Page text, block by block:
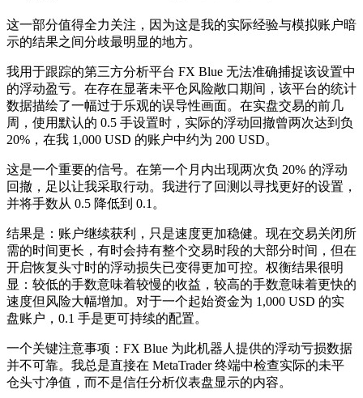
这一部分值得全力关注，因为这是我的实际经验与模拟账户暗
示的结果之间分歧最明显的地方。
我用于跟踪的第三方分析平台 FX Blue 无法准确捕捉该设置中
的浮动盈亏。在存在显著未平仓风险敞口期间，该平台的统计
数据描绘了一幅过于乐观的误导性画面。在实盘交易的前几
周，使用默认的 0.5 手设置时，实际的浮动回撤曾两次达到负
20%，在我 1,000 USD 的账户中约为 200 USD。
这是一个重要的信号。在第一个月内出现两次负 20% 的浮动
回撤，足以让我采取行动。我进行了回测以寻找更好的设置，
并将手数从 0.5 降低到 0.1。
结果是：账户继续获利，只是速度更加稳健。现在交易关闭所
需的时间更长，有时会持有整个交易时段的大部分时间，但在
开启恢复头寸时的浮动损失已变得更加可控。权衡结果很明
显：较低的手数意味着较慢的收益，较高的手数意味着更快的
速度但风险大幅增加。对于一个起始资金为 1,000 USD 的实
盘账户，0.1 手是更可持续的配置。
一个关键注意事项：FX Blue 为此机器人提供的浮动亏损数据
并不可靠。我总是直接在 MetaTrader 终端中检查实际的未平
仓头寸净值，而不是信任分析仪表盘显示的内容。